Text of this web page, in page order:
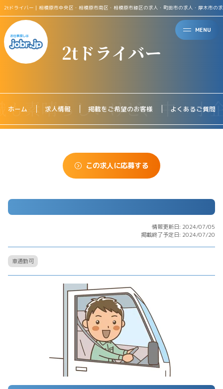
MENU
2tドライバー｜相模原市中央区・相模原市南区・相模原市緑区の求人・町田市の求人・厚木市の
2tドライバー
ホーム 求人情報 掲載をご希望のお客様 よくあるご質問
この求人に応募する
情報更新日: 2024/07/05
掲載終了予定日: 2024/07/20
車通勤可